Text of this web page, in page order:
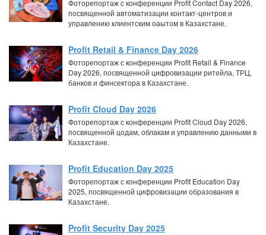
Фоторепортаж с конференции Profit Contact Day 2026,
посвященной автоматизации контакт-центров и
управлению клиентским оаытом в Казахстане.
Profit Retail & Finance Day 2026
Фоторепортаж с конференции Profit Retail & Finance
Day 2026, посвященной цифровизации ритейла, ТРЦ,
банков и финсектора в Казахстане.
Profit Cloud Day 2026
Фоторепортаж с конференции Profit Cloud Day 2026,
посвященной цодам, облакам и управлению данными в
Казахстане.
Profit Education Day 2025
Фоторепортаж с конференции Profit Education Day
2025, посвященной цифровизации образования в
Казахстане.
Profit Security Day 2025